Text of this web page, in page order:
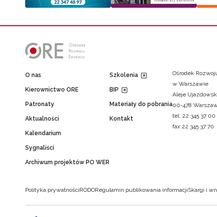
O nas
Kierownictwo ORE
Patronaty
Aktualności
Kalendarium
Sygnaliści
Archiwum projektów PO WER
Szkolenia
BIP
Materiały do pobrania
Kontakt
Ośrodek
w Warszawie
Aleje
00-478
tel. 22 345 37 00
fax 22 345 37 70
Polityka prywatnościRODORegulamin publikowania informacjiSkargi i